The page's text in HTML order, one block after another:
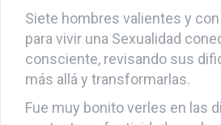
Siete hombres valientes y
para vivir una Sexualidad
consciente, revisando sus
más allá y transformarlas.
Fue muy bonito verles en las